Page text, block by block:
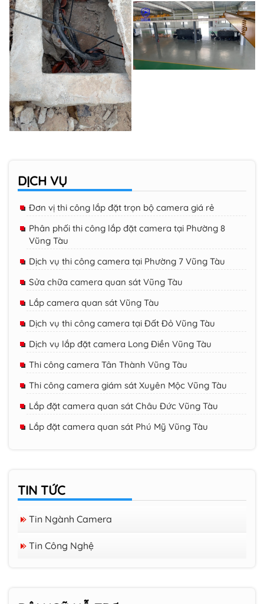
DỊCH VỤ
Đơn vị thi công lắp đặt trọn bộ camera giá rẻ
Phân phối thi công lắp đặt camera tại Phường 8
Vũng Tàu
Dịch vụ thi công camera tại Phường 7 Vũng Tàu
Sửa chữa camera quan sát Vũng Tàu
Lắp camera quan sát Vũng Tàu
Dịch vụ thi công camera tại Đất Đỏ Vũng Tàu
Dịch vụ lắp đặt camera Long Điền Vũng Tàu
Thi công camera Tân Thành Vũng Tàu
Thi công camera giám sát Xuyên Mộc Vũng Tàu
Lắp đặt camera quan sát Châu Đức Vũng Tàu
Lắp đặt camera quan sát Phú Mỹ Vũng Tàu
TIN TỨC
Tin Ngành Camera
Tin Công Nghệ